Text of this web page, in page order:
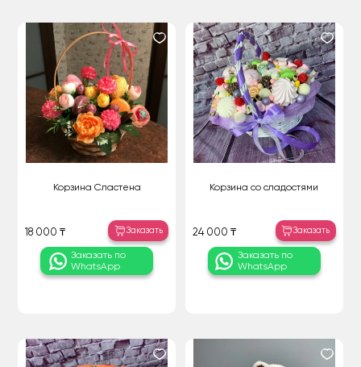
Корзина Сластена
18 000 ₸ Заказать
Заказать по
WhatsApp
Корзина со сладостями
24 000 ₸ Заказать
Заказать по
WhatsApp